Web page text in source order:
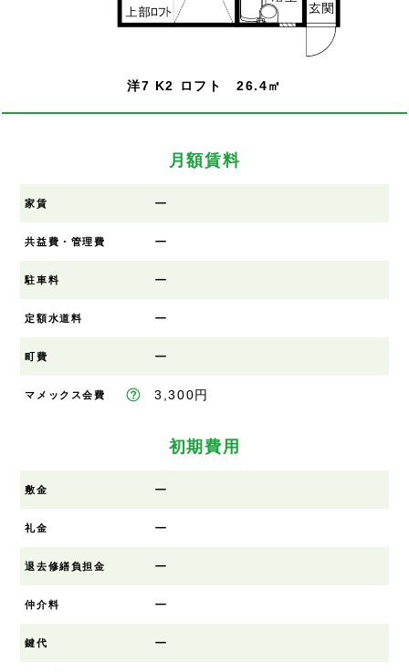
洋7 K2 ロフト 26.4㎡
月額賃料
家賃 ー
共益費・管理費 ー
駐車料 ー
定額水道料 ー
町費 ー
マメックス会費 3,300円
初期費用
敷金 ー
礼金 ー
退去修繕負担金 ー
仲介料 ー
鍵代 ー